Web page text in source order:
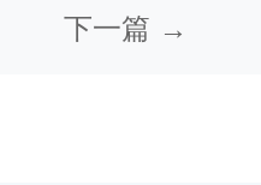
下一篇 →